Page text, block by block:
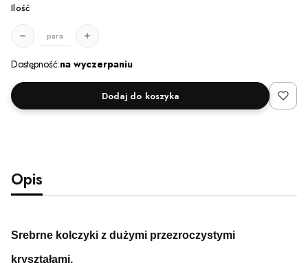
Ilość
para
Dostępność:na wyczerpaniu
Dodaj do koszyka
Opis
Srebrne kolczyki z dużymi przezroczystymi
kryształami.